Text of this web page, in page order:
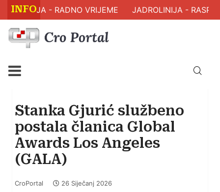
INFO - RADNO VRIJEME JADROLINIJA -
Stanka Gjurić službeno
postala članica Global
Awards Los Angeles
(GALA)
CroPortal 26 Siječanj 2026